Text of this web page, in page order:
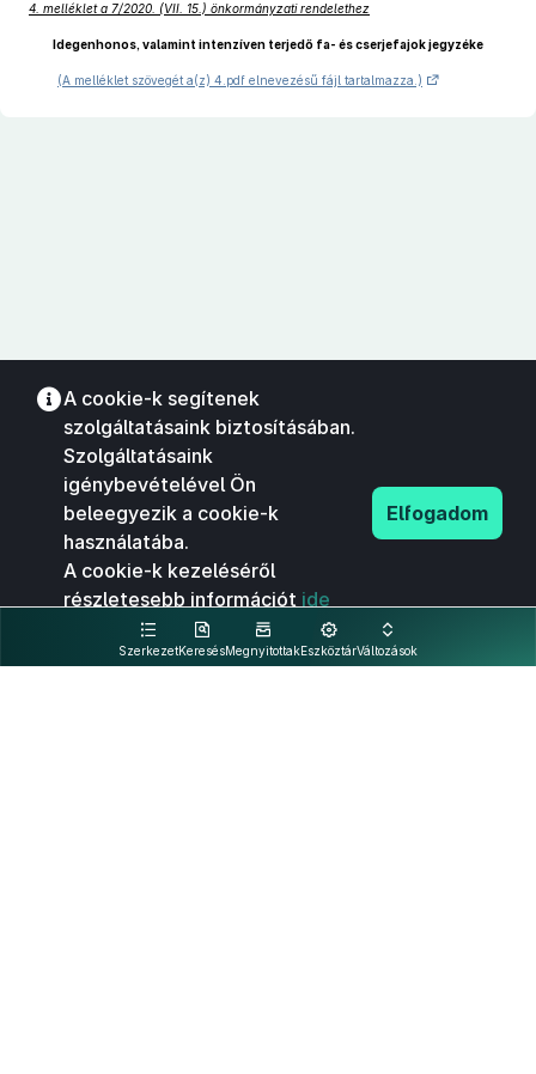
4. melléklet a 7/2020. (VII. 15.) önkormányzati rendelethez
Idegenhonos, valamint intenzíven terjedő fa- és cserjefajok jegyzéke
(A melléklet szövegét a(z) 4.pdf elnevezésű fájl tartalmazza.)
SzerkezetKeresésMegnyitottakEszköztárVáltozások
A cookie-k segítenek
szolgáltatásaink biztosításában.
Szolgáltatásaink
igénybevételével Ön
beleegyezik a cookie-k
használatába.
A cookie-k kezeléséről
részletesebb információt ide
kattintva olvashat.
Elfogadom